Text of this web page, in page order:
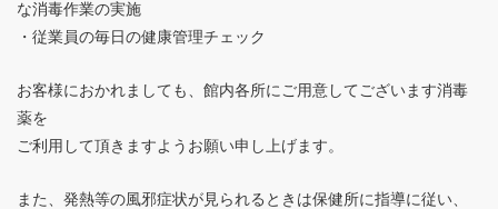
な消毒作業の実施
・従業員の毎日の健康管理チェック
お客様におかれましても、館内各所にご用意してございます消毒
薬を
ご利用して頂きますようお願い申し上げます。
また、発熱等の風邪症状が見られるときは保健所に指導に従い、